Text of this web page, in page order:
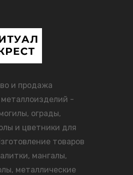
и продажа
-
ограды,
и цветники для
товаров
мангалы,
металлические